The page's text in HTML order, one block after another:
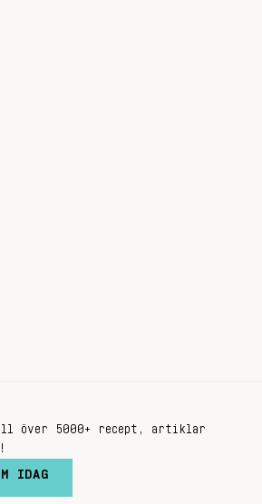
över 5000+ recept, artiklar
IDAG